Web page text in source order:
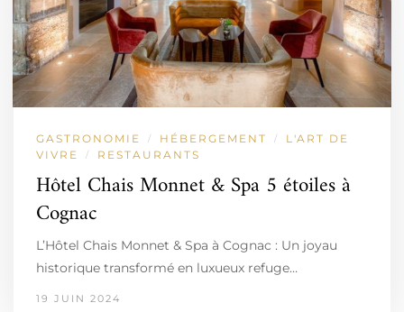
GASTRONOMIE / HÉBERGEMENT /
L'ART DE
VIVRE
/ RESTAURANTS
Hôtel Chais Monnet & Spa 5 étoiles à
Cognac
L’Hôtel Chais Monnet & Spa à Cognac : Un joyau
historique transformé en luxueux refuge…
19 JUIN 2024